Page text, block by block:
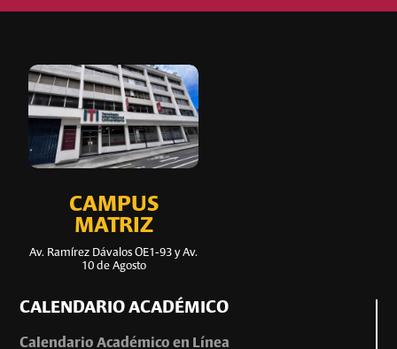
CAMPUS
MATRIZ
Av. Ramírez Dávalos OE1-93 y Av.
10 de Agosto
CALENDARIO ACADÉMICO
Calendario Académico en Línea